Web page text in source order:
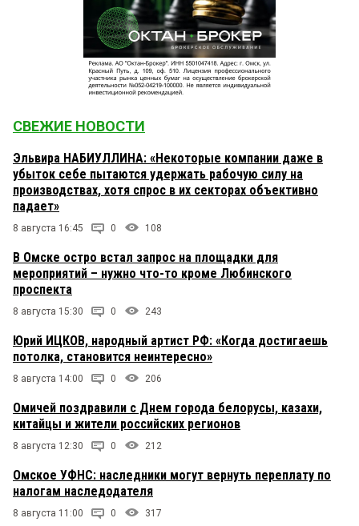
СВЕЖИЕ НОВОСТИ
Эльвира НАБИУЛЛИНА: «Некоторые компании даже в
убыток себе пытаются удержать рабочую силу на
производствах, хотя спрос в их секторах объективно
падает»
8 августа 16:45 0 108
В Омске остро встал запрос на площадки для
мероприятий – нужно что-то кроме Любинского
проспекта
8 августа 15:30 0 243
Юрий ИЦКОВ, народный артист РФ: «Когда достигаешь
потолка, становится неинтересно»
8 августа 14:00 0 206
Омичей поздравили с Днем города белорусы, казахи,
китайцы и жители российских регионов
8 августа 12:30 0 212
Омское УФНС: наследники могут вернуть переплату по
налогам наследодателя
8 августа 11:00 0 317